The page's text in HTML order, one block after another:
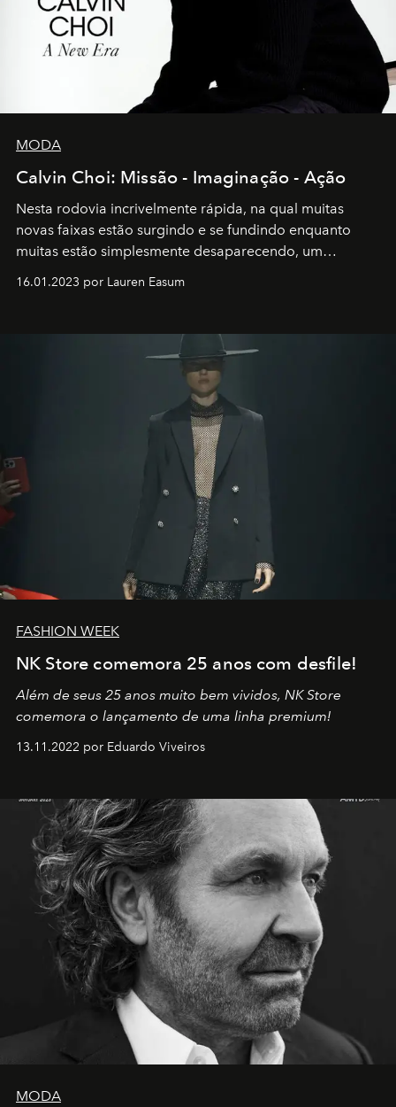
MODA
Calvin Choi: Missão - Imaginação - Ação
Nesta rodovia incrivelmente rápida, na qual muitas
novas faixas estão surgindo e se fundindo enquanto
muitas estão simplesmente desaparecendo, um
transportador AMTD abrindo caminho para muitos
por propósitos, com um claro senso de missão na vida e
16.01.2023 por Lauren Easum
FASHION WEEK
NK Store comemora 25 anos com desfile!
Além de seus 25 anos muito bem vividos, NK Store
comemora o lançamento de uma linha premium!
13.11.2022 por Eduardo Viveiros
MODA